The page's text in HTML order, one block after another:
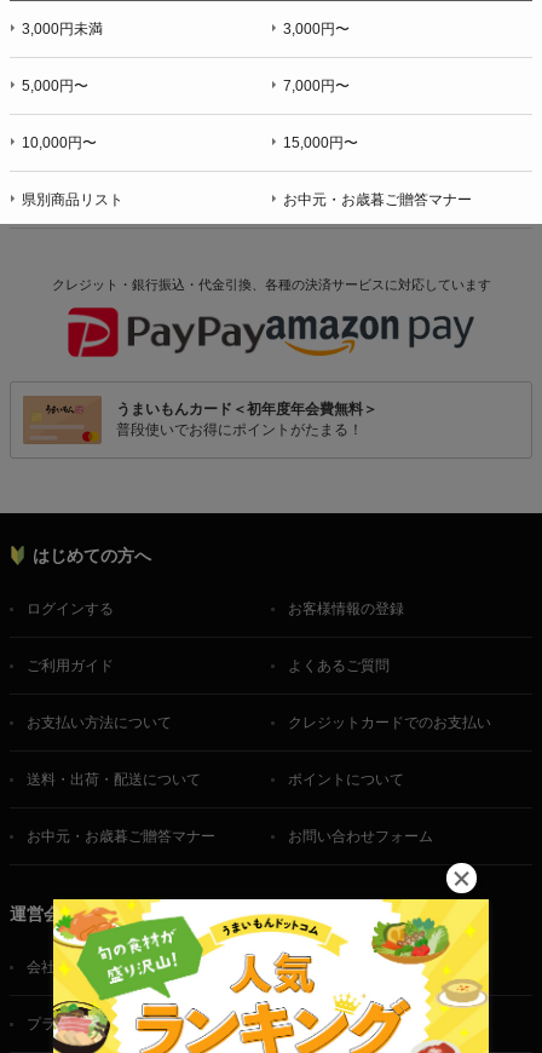
3,000円未満 3,000円〜
5,000円〜 7,000円〜
10,000円〜 15,000円〜
県別商品リスト お中元・お歳暮ご贈答マナー
クレジット・銀行振込・代金引換、各種の決済サービスに対応しています
うまいもんカード＜初年度年会費無料＞
普段使いでお得にポイントがたまる！
はじめての方へ
ログインする お客様情報の登録
ご利用ガイド よくあるご質問
お支払い方法について クレジットカードでのお支払い
送料・出荷・配送について ポイントについて
お中元・お歳暮ご贈答マナー お問い合わせフォーム
運営会社
会社概要 ご利用規約
プライバシーポリシー 特定商取引法に基づく表記